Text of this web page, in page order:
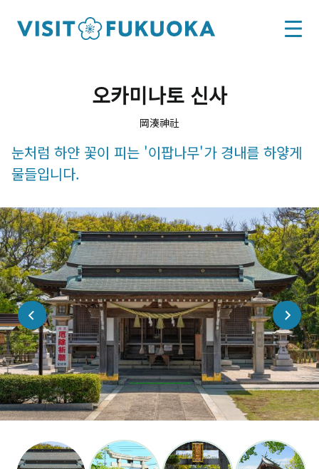
오카미나토 신사
岡湊神社
눈처럼 하얀 꽃이 피는 '이팝나무'가 경내를 하얗게
물들입니다.